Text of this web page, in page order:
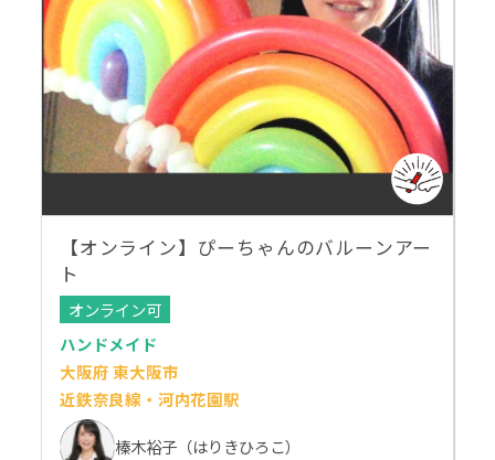
【オンライン】ぴーちゃんのバルーンアー
ト
オンライン可
ハンドメイド
大阪府 東大阪市
近鉄奈良線・河内花園駅
榛木裕子（はりきひろこ）